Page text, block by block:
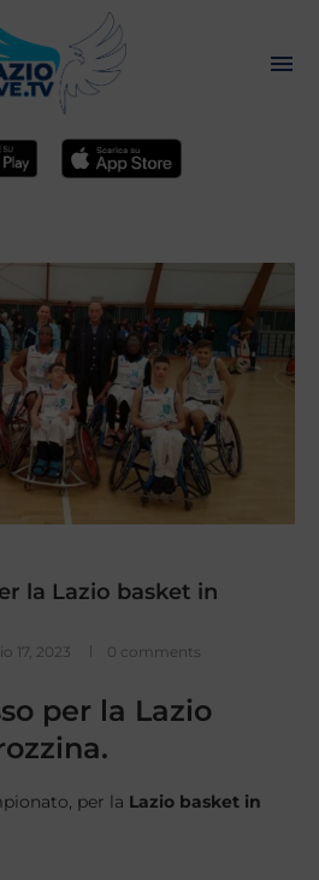
la Lazio basket in
17, 2023 0 comments
per la Lazio
per la Lazio basket in